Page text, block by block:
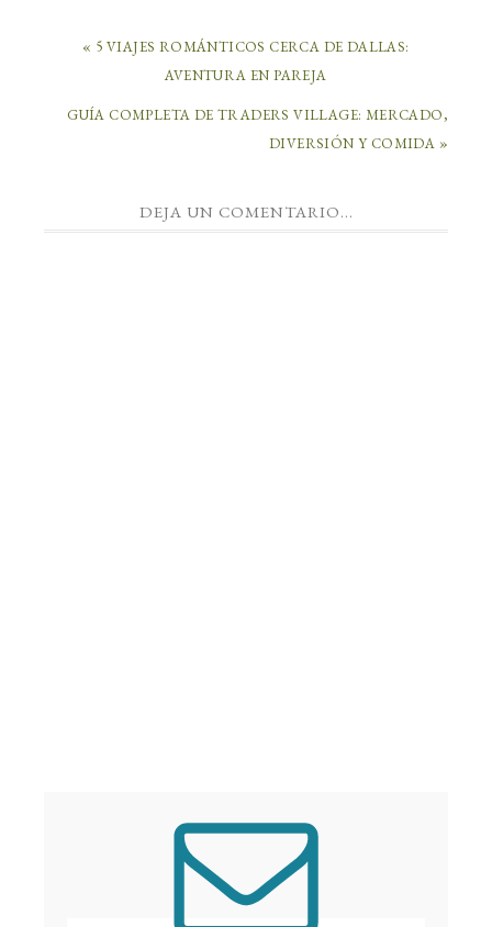
« 5 VIAJES ROMÁNTICOS CERCA DE DALLAS:
AVENTURA EN PAREJA
GUÍA COMPLETA DE TRADERS VILLAGE: MERCADO,
DIVERSIÓN Y COMIDA »
DEJA UN COMENTARIO...